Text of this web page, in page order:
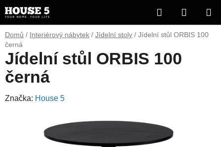
na
obsah
Hledat
KOŠÍK
Domů / Interiérový nábytek / Jídelní stoly / Jídelní stůl ORBIS 100
černá
Jídelní stůl ORBIS 100
černá
Značka: House 5